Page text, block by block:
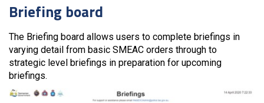
Briefing board
The Briefing board allows users to complete briefings in
varying detail from basic SMEAC orders through to
strategic level briefings in preparation for upcoming
briefings.